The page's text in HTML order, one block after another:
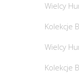
Wielcy
Kolekcje
Wielcy
Kolekcje